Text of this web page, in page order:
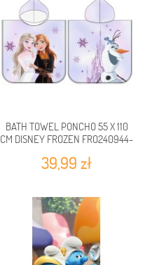
BATH TOWEL PONCHO 55 X 110
CM DISNEY FROZEN FRO240944-
39,99 zł